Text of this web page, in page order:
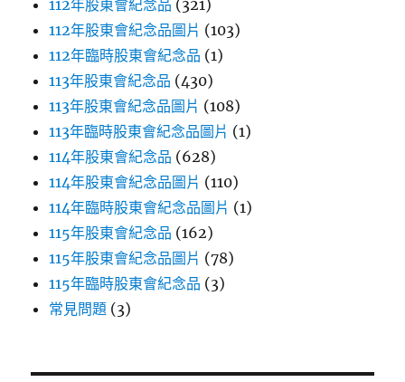
112年股東會紀念品 (321)
112年股東會紀念品圖片 (103)
112年臨時股東會紀念品 (1)
113年股東會紀念品 (430)
113年股東會紀念品圖片 (108)
113年臨時股東會紀念品圖片 (1)
114年股東會紀念品 (628)
114年股東會紀念品圖片 (110)
114年臨時股東會紀念品圖片 (1)
115年股東會紀念品 (162)
115年股東會紀念品圖片 (78)
115年臨時股東會紀念品 (3)
常見問題 (3)